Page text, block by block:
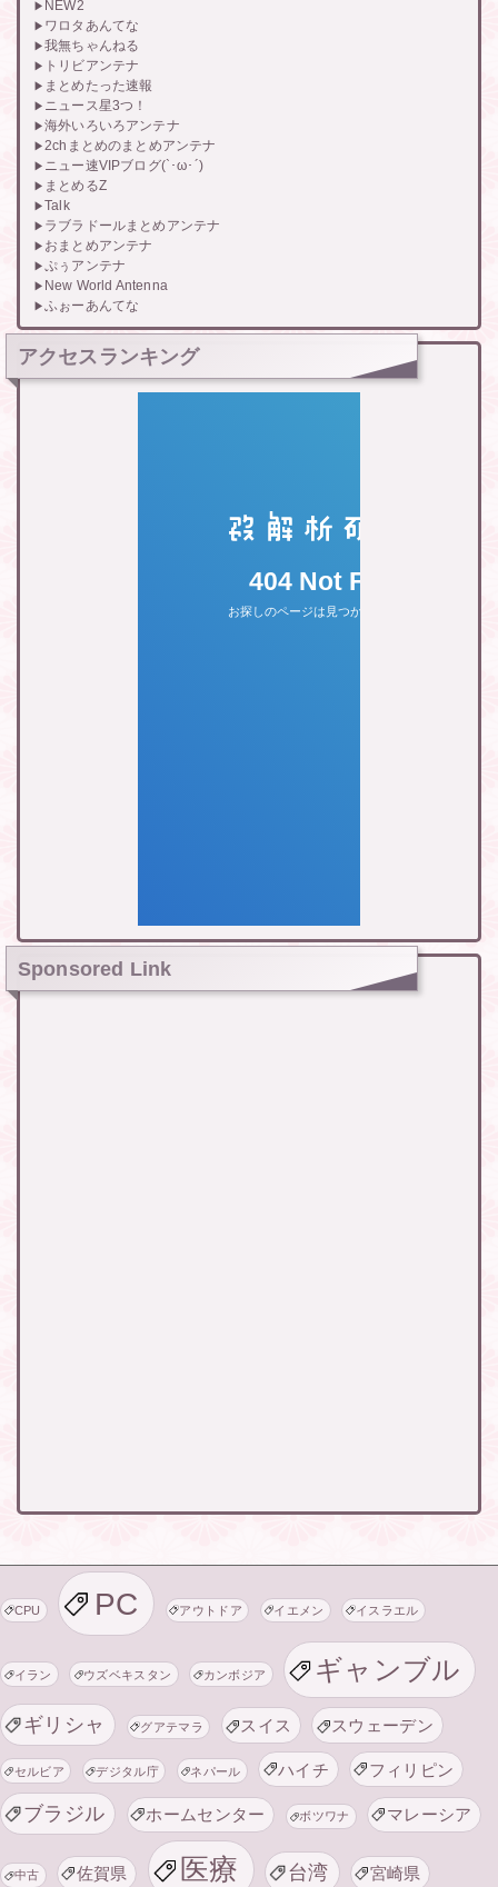
NEW2
ワロタあんてな
我無ちゃんねる
トリビアンテナ
まとめたった速報
ニュース星3つ！
海外いろいろアンテナ
2chまとめのまとめアンテナ
ニュー速VIPブログ(`･ω･´)
まとめるZ
Talk
ラブラドールまとめアンテナ
おまとめアンテナ
ぷぅアンテナ
New World Antenna
ふぉーあんてな
アクセスランキング
Sponsored Link
CPU PC アウトドア イエメン イスラエル
イラン ウズベキスタン カンボジア ギャンブル
ギリシャ グアテマラ スイス スウェーデン
セルビア デジタル庁 ネパール ハイチ フィリピン
ブラジル ホームセンター ボツワナ マレーシア
中古 佐賀県 医療 台湾 宮崎県